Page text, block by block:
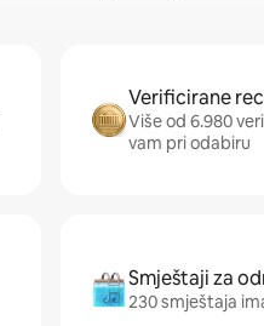
Verificirane
Više od 6.980
vam pri odabiru
Smještaji za
230 smještaja